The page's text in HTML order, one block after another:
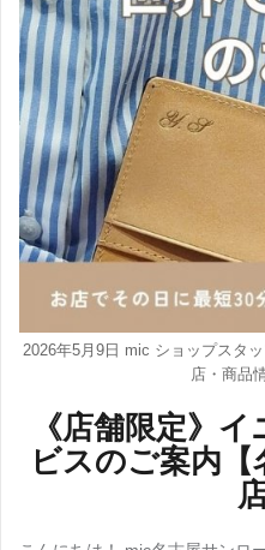
2026年5月9日 mic ショップスタ
店 ・ 商品
《店舗限定》
ビスのご案内